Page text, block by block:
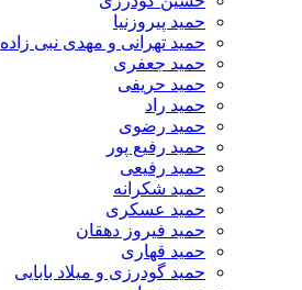
حمید پیروزنیا
حمید تهرانی و مهدی نبی زاده
حمید جعفری
حمید حریفی
حمید راد
حمید رضوی
حمید رفیع پور
حمید رفیعی
حمید شکرانه
حمید عسکری
حمید فیروز دهقان
حمید قهاری
حمید گودرزی و میلاد بابایی